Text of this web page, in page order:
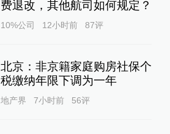
费退改，其他航司如何规定？
10%公司 12小时前 87评
北京：非京籍家庭购房社保个
税缴纳年限下调为一年
地产界 7小时前 56评